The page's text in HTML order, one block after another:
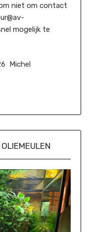
niet om contact
mogelijk te
Michel